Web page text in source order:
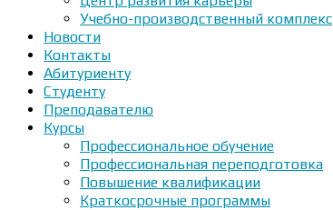
Учебно-производственный комплекс
Новости
Контакты
Абитуриенту
Студенту
Преподавателю
Курсы
Профессиональное обучение
Профессиональная переподготовка
Повышение квалификации
Краткосрочные программы